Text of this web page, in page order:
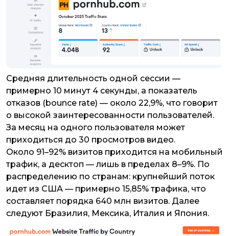
Средняя длительность одной сессии —
примерно 10 минут 4 секунды, а показатель
отказов (bounce rate) — около 22,9%, что говорит
о высокой заинтересованности пользователей.
За месяц на одного пользователя может
приходиться до 30 просмотров видео.
Около 91–92% визитов приходится на мобильный
трафик, а десктоп — лишь в пределах 8–9%. По
распределению по странам: крупнейший поток
идет из США — примерно 15,85% трафика, что
составляет порядка 640 млн визитов. Далее
следуют Бразилия, Мексика, Италия и Япония.